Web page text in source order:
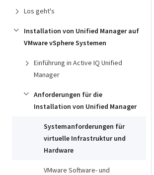
Los geht's
Installation von Unified Manager auf
VMware vSphere Systemen
Einführung in Active IQ Unified
Manager
Anforderungen für die
Installation von Unified Manager
Systemanforderungen für
virtuelle Infrastruktur und
Hardware
VMware Software- und